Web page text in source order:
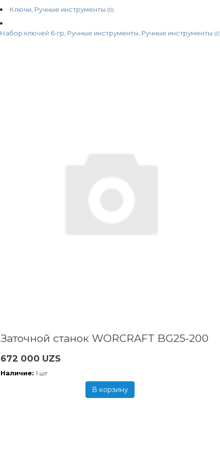
Ключи, Ручные инструменты (0)
Набор ключей 6-гр, Ручные инструменты, Ручные инструменты
Заточной станок WORCRAFT BG25-200
672 000 UZS
Наличие: 1 шт
В корзину